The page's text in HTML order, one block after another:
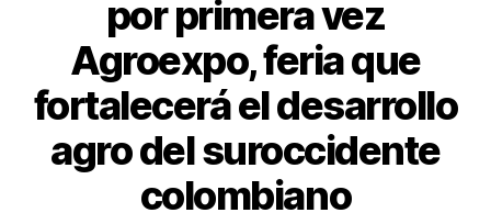
por primera vez
Agroexpo, feria que
fortalecerá el desarrollo
agro del suroccidente
colombiano